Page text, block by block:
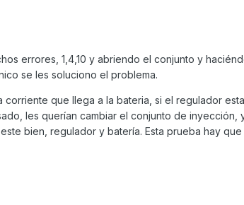
errores, 1,4,10 y abriendo el conjunto y
se les soluciono el problema.
corriente que llega a la bateria, si el regulador
les querían cambiar el conjunto de inyección,
bien, regulador y batería. Esta prueba hay